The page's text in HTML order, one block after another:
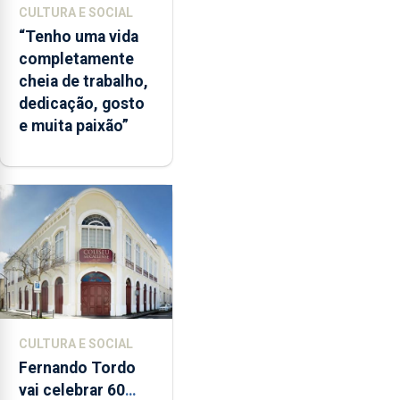
CULTURA E SOCIAL
“Tenho uma vida
completamente
cheia de trabalho,
dedicação, gosto
e muita paixão”
CULTURA E SOCIAL
Fernando Tordo
vai celebrar 60